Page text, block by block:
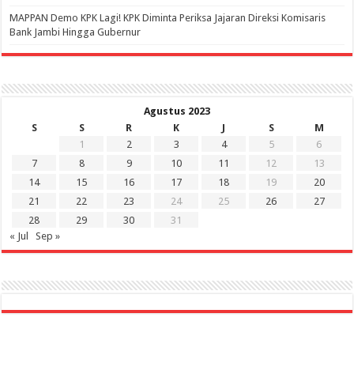
‎MAPPAN Demo KPK Lagi! KPK Diminta Periksa Jajaran Direksi Komisaris
Bank Jambi Hingga Gubernur ‎
Agustus 2023
S
S R K J S
M
1
2 3 4 5
6
7
8 9 10 11 12
13
14
15 16 17 18 19
20
21
22 23 24 25 26
27
28
29 30
31
« Jul
Sep »